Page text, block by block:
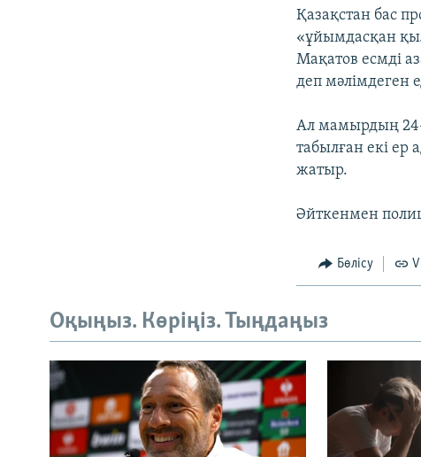
Қазақстан бас
«ұйымдасқан
Мақатов есмді
деп мәлімдеген
Ал мамырдың 24-
табылған екі ер
жатыр.
Әйткенмен
Бөлісу
Оқыңыз. Көріңіз. Тыңдаңыз